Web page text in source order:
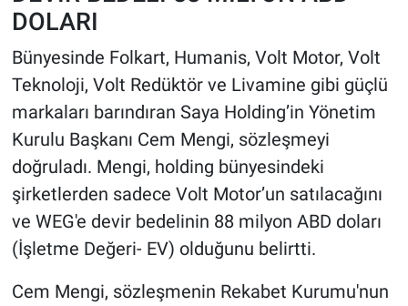
DOLARI
Bünyesinde Folkart, Humanis, Volt Motor, Volt
Teknoloji, Volt Redüktör ve Livamine gibi güçlü
markaları barındıran Saya Holding’in Yönetim
Kurulu Başkanı Cem Mengi, sözleşmeyi
doğruladı. Mengi, holding bünyesindeki
şirketlerden sadece Volt Motor’un satılacağını
ve WEG'e devir bedelinin 88 milyon ABD doları
(İşletme Değeri- EV) olduğunu belirtti.
Cem Mengi, sözleşmenin Rekabet Kurumu'nun